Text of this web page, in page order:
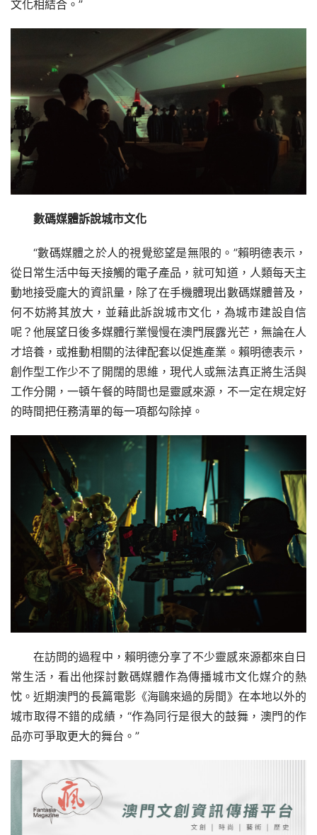
文化相結合。”
數碼媒體訴說城市文化
“數碼媒體之於人的視覺慾望是無限的。”賴明德表示，
從日常生活中每天接觸的電子產品，就可知道，人類每天主
動地接受龐大的資訊量，除了在手機體現出數碼媒體普及，
何不妨將其放大，並藉此訴說城市文化，為城市建設自信
呢？他展望日後多媒體行業慢慢在澳門展露光芒，無論在人
才培養，或推動相關的法律配套以促進產業。賴明德表示，
創作型工作少不了開闊的思維，現代人或無法真正將生活與
工作分開，一頓午餐的時間也是靈感來源，不一定在規定好
的時間把任務清單的每一項都勾除掉。
在訪問的過程中，賴明德分享了不少靈感來源都來自日
常生活，看出他探討數碼媒體作為傳播城市文化媒介的熱
忱。近期澳門的長篇電影《海鷗來過的房間》在本地以外的
城市取得不錯的成績，“作為同行是很大的鼓舞，澳門的作
品亦可爭取更大的舞台。”